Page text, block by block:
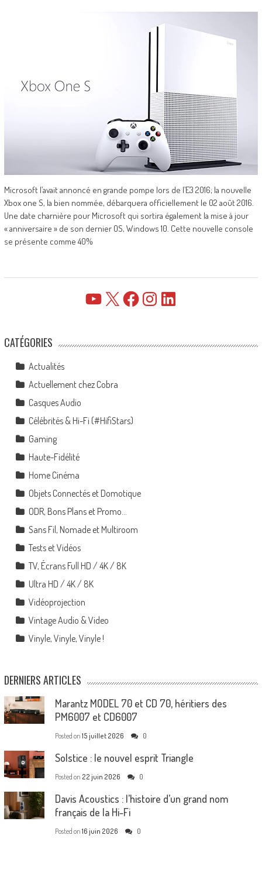
Microsoft l’avait annoncé en grande pompe lors de l’E3 2016; la nouvelle
Xbox one S, la bien nommée, débarquera officiellement le 02 août 2016.
Une date charnière pour Microsoft qui sortira également la mise à jour
« anniversaire » de son dernier OS, Windows 10. Cette nouvelle console
se présente comme 40%
YouTube FacebookInstagramLinkedIn
CATÉGORIES
Actualités
Actuellement chez Cobra
Casques Audio
Célébrités & Hi-Fi (#HifiStars)
Gaming
Haute-Fidélité
Home Cinéma
Objets Connectés et Domotique
ODR, Bons Plans et Promo…
Sans Fil, Nomade et Multiroom
Tests et Vidéos
TV, Écrans Full HD / 4K / 8K
Ultra HD / 4K / 8K
Vidéoprojection
Vintage Audio & Video
Vinyle, Vinyle, Vinyle !
DERNIERS ARTICLES
Marantz MODEL 70 et CD 70, héritiers des
PM6007 et CD6007
Posted on 15 juillet 2026 0
Solstice : le nouvel esprit Triangle
Posted on 22 juin 2026 0
Davis Acoustics : l’histoire d’un grand nom
français de la Hi-Fi
Posted on 16 juin 2026 0